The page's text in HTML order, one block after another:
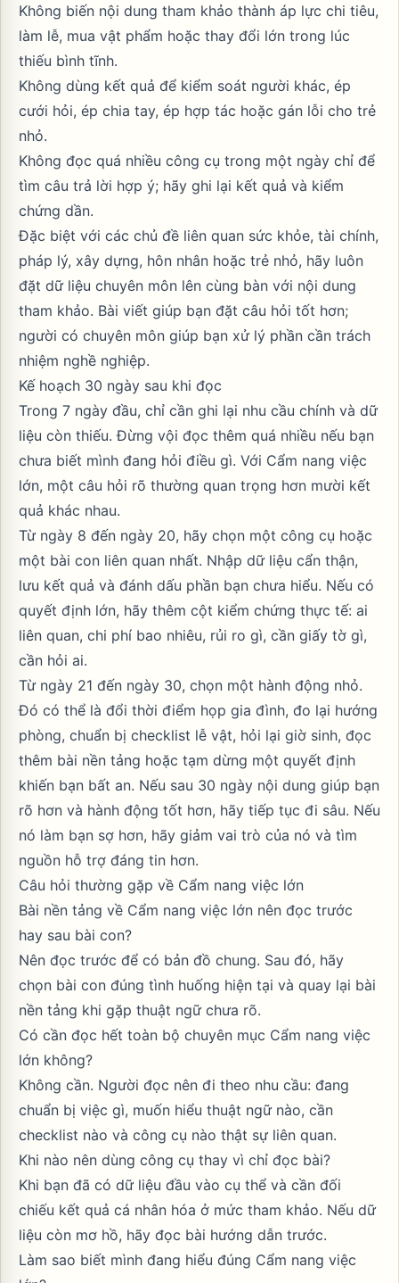
Không biến nội dung tham khảo thành áp lực chi tiêu,
làm lễ, mua vật phẩm hoặc thay đổi lớn trong lúc
thiếu bình tĩnh.
Không dùng kết quả để kiểm soát người khác, ép
cưới hỏi, ép chia tay, ép hợp tác hoặc gán lỗi cho trẻ
nhỏ.
Không đọc quá nhiều công cụ trong một ngày chỉ để
tìm câu trả lời hợp ý; hãy ghi lại kết quả và kiểm
chứng dần.
Đặc biệt với các chủ đề liên quan sức khỏe, tài chính,
pháp lý, xây dựng, hôn nhân hoặc trẻ nhỏ, hãy luôn
đặt dữ liệu chuyên môn lên cùng bàn với nội dung
tham khảo. Bài viết giúp bạn đặt câu hỏi tốt hơn;
người có chuyên môn giúp bạn xử lý phần cần trách
nhiệm nghề nghiệp.
Kế hoạch 30 ngày sau khi đọc
Trong 7 ngày đầu, chỉ cần ghi lại nhu cầu chính và dữ
liệu còn thiếu. Đừng vội đọc thêm quá nhiều nếu bạn
chưa biết mình đang hỏi điều gì. Với Cẩm nang việc
lớn, một câu hỏi rõ thường quan trọng hơn mười kết
quả khác nhau.
Từ ngày 8 đến ngày 20, hãy chọn một công cụ hoặc
một bài con liên quan nhất. Nhập dữ liệu cẩn thận,
lưu kết quả và đánh dấu phần bạn chưa hiểu. Nếu có
quyết định lớn, hãy thêm cột kiểm chứng thực tế: ai
liên quan, chi phí bao nhiêu, rủi ro gì, cần giấy tờ gì,
cần hỏi ai.
Từ ngày 21 đến ngày 30, chọn một hành động nhỏ.
Đó có thể là đổi thời điểm họp gia đình, đo lại hướng
phòng, chuẩn bị checklist lễ vật, hỏi lại giờ sinh, đọc
thêm bài nền tảng hoặc tạm dừng một quyết định
khiến bạn bất an. Nếu sau 30 ngày nội dung giúp bạn
rõ hơn và hành động tốt hơn, hãy tiếp tục đi sâu. Nếu
nó làm bạn sợ hơn, hãy giảm vai trò của nó và tìm
nguồn hỗ trợ đáng tin hơn.
Câu hỏi thường gặp về Cẩm nang việc lớn
Bài nền tảng về Cẩm nang việc lớn nên đọc trước
hay sau bài con?
Nên đọc trước để có bản đồ chung. Sau đó, hãy
chọn bài con đúng tình huống hiện tại và quay lại bài
nền tảng khi gặp thuật ngữ chưa rõ.
Có cần đọc hết toàn bộ chuyên mục Cẩm nang việc
lớn không?
Không cần. Người đọc nên đi theo nhu cầu: đang
chuẩn bị việc gì, muốn hiểu thuật ngữ nào, cần
checklist nào và công cụ nào thật sự liên quan.
Khi nào nên dùng công cụ thay vì chỉ đọc bài?
Khi bạn đã có dữ liệu đầu vào cụ thể và cần đối
chiếu kết quả cá nhân hóa ở mức tham khảo. Nếu dữ
liệu còn mơ hồ, hãy đọc bài hướng dẫn trước.
Làm sao biết mình đang hiểu đúng Cẩm nang việc